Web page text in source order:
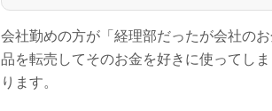
会社勤めの方が「経理部だったが会社の
品を転売してそのお金を好きに使ってし
ります。